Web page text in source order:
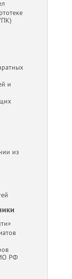
и
из
РФ